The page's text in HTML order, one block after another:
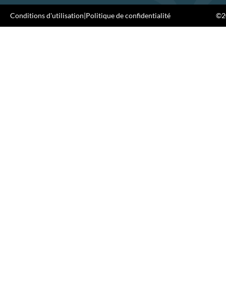
Conditions d'utilisation|Politique de confidentialité